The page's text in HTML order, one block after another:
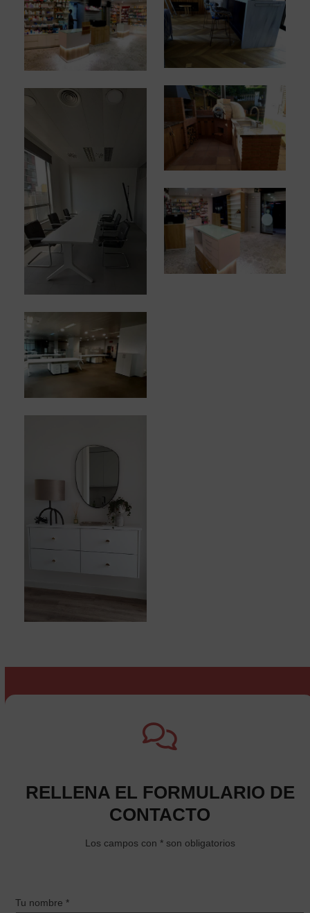
RELLENA EL FORMULARIO DE
CONTACTO
Los campos con * son obligatorios
Tu nombre *